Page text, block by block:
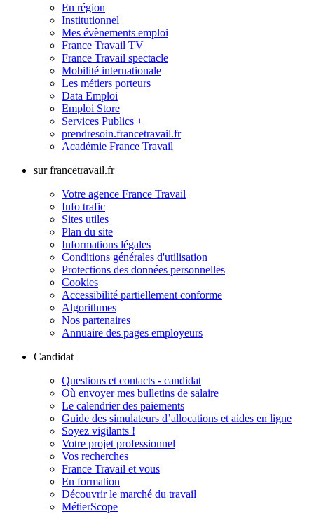
En région
Institutionnel
Mes évènements emploi
France Travail TV
France Travail spectacle
Mobilité internationale
Les métiers porteurs
Data Emploi
Emploi Store
Services Publics +
prendresoin.francetravail.fr
Académie France Travail
sur francetravail.fr
Votre agence France Travail
Info trafic
Sites utiles
Plan du site
Informations légales
Conditions générales d'utilisation
Protections des données personnelles
Cookies
Accessibilité partiellement conforme
Algorithmes
Nos partenaires
Annuaire des pages employeurs
Candidat
Questions et contacts - candidat
Où envoyer mes bulletins de salaire
Le calendrier des paiements
Guide des simulateurs d’allocations et aides en ligne
Soyez vigilants !
Votre projet professionnel
Vos recherches
France Travail et vous
En formation
Découvrir le marché du travail
MétierScope